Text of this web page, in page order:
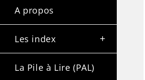
A propos
Les index
La Pile à Lire (PAL)